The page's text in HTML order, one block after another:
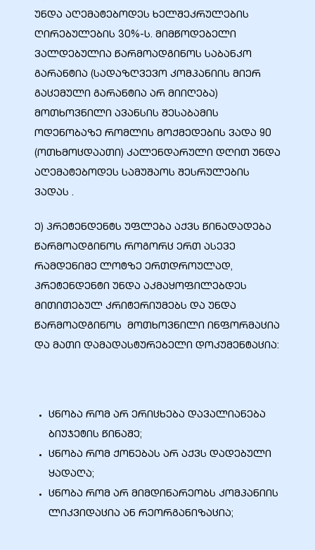
უნდა აღემატებოდეს ხელშეკრულების
ღირებულების 30%-ს. მიმწოდებელი
ვალდებულია წარმოადგინოს საბანკო
გარანტია (სადაზღვევო კომპანიის მიერ
გაცემული გარანტია არ მიიღება)
მოთხოვნილი ავანსის შესაბამის
ოდენობაზე რომლის მოქმედების ვადა 90
(ოთხმოცდაათი) კალენდარული დღით უნდა
აღემატებოდეს სამუშაოს შესრულების
ვადას .
ე) პრეტენდენტს უფლება აქვს წინადადება
წარმოადგინოს როგორც ერთ ასევე
რამდენიმე ლოტზე ერთდროულად,
პრეტენდენტი უნდა აკმაყოფილებდეს
მითითებულ კრიტერიუმებს და უნდა
წარმოადგინოს მოთხოვნილი ინფორმაცია
და მათი დამადასტურებელი დოკუმენტაცია:
ცნობა რომ არ ერიცხება დავალიანება
ბიუჯეტის წინაშე;
ცნობა რომ ქონებას არ აქვს დადებული
ყადაღა;
ცნობა რომ არ მიმდინარეობს კომპანიის
ლიკვიდაცია ან რეორგანიზაცია;